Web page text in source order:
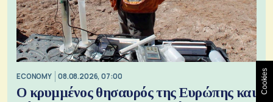
ECONOMY 08.08.2026, 07:00
Ο κρυμμένος θησαυρός της Ευρώπης και Cookies